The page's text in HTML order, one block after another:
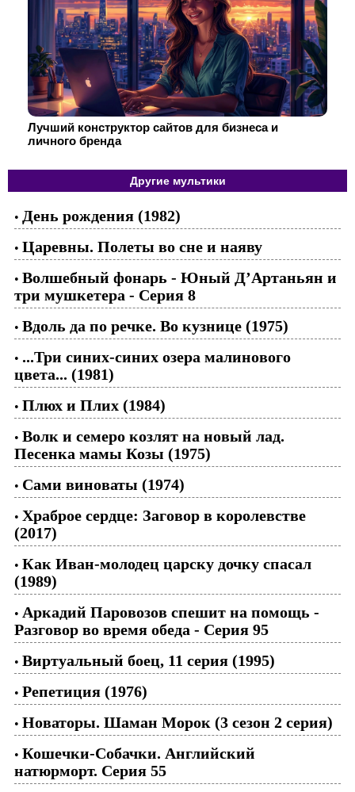
Лучший конструктор сайтов для бизнеса и
личного бренда
Другие мультики
• День рождения (1982)
• Царевны. Полеты во сне и наяву
• Волшебный фонарь - Юный Д’Артаньян и
три мушкетера - Серия 8
• Вдоль да по речке. Во кузнице (1975)
• ...Три синих-синих озера малинового
цвета... (1981)
• Плюх и Плих (1984)
• Волк и семеро козлят на новый лад.
Песенка мамы Козы (1975)
• Сами виноваты (1974)
• Храброе сердце: Заговор в королевстве
(2017)
• Как Иван-молодец царску дочку спасал
(1989)
• Аркадий Паровозов спешит на помощь -
Разговор во время обеда - Серия 95
• Виртуальный боец, 11 серия (1995)
• Репетиция (1976)
• Новаторы. Шаман Морок (3 сезон 2 серия)
• Кошечки-Собачки. Английский
натюрморт. Серия 55